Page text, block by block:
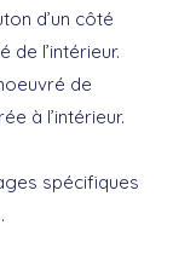
d’un côté
l’intérieur.
de
à l’intérieur.
spécifiques